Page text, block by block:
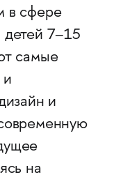
в сфере
детей 7–15
самые
и
и
на